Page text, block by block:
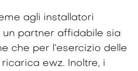
agli installatori
un partner affidabile sia
che per l’esercizio delle
ewz. Inoltre, i